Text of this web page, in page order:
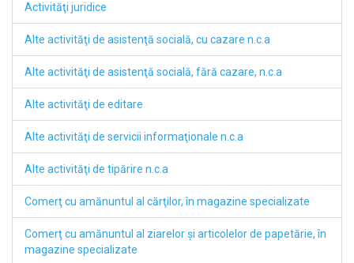
Activităţi juridice
Alte activităţi de asistenţă socială, cu cazare n.c.a
Alte activităţi de asistenţă socială, fără cazare, n.c.a
Alte activităţi de editare
Alte activităţi de servicii informaţionale n.c.a
Alte activităţi de tipărire n.c.a
Comerţ cu amănuntul al cărţilor, în magazine specializate
Comerţ cu amănuntul al ziarelor şi articolelor de papetărie, în
magazine specializate